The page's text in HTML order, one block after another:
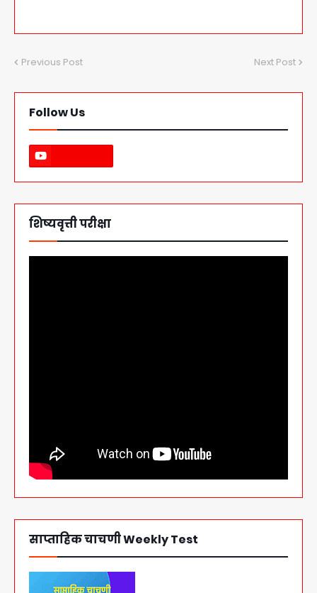
Previous Post Next Post
Follow Us
शिष्यवृत्ती परीक्षा
साप्ताहिक चाचणी Weekly Test